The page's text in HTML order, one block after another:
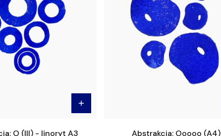
O (III) - linoryt A3
Abstrakcja: Ooooo (A4)